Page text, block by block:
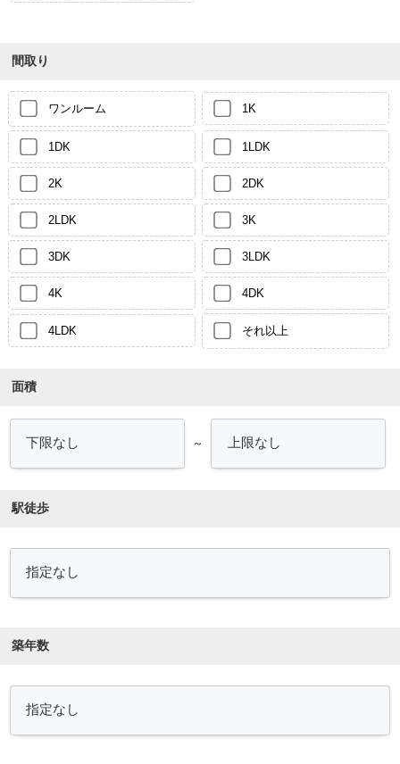
間取り
ワンルーム 1K
1DK 1LDK
2K 2DK
2LDK 3K
3DK 3LDK
4K 4DK
4LDK それ以上
面積
～
駅徒歩
築年数